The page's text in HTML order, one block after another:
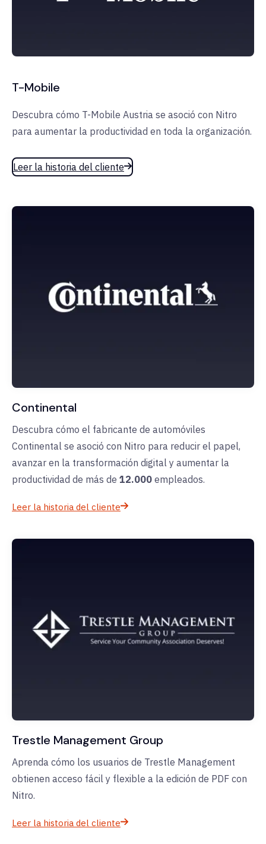
T-Mobile
Descubra cómo T-Mobile Austria se asoció con Nitro
para aumentar la productividad en toda la organización.
Leer la historia del cliente
Continental
Descubra cómo el fabricante de automóviles
Continental se asoció con Nitro para reducir el papel,
avanzar en la transformación digital y aumentar la
productividad de más de 12.000 empleados.
Leer la historia del cliente
Trestle Management Group
Aprenda cómo los usuarios de Trestle Management
obtienen acceso fácil y flexible a la edición de PDF con
Nitro.
Leer la historia del cliente